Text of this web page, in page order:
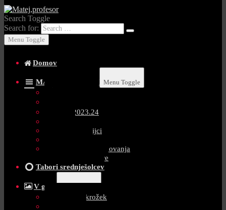
Search Toggle
Search for:
Menu Toggle
Domov
MATEMATIKA AI Menu Toggle
Testi 2023.24
Testi gimnazijci
Matematika: tekmovanja
Kviz Miselne igre
Tabori srednješolcev
V gore
Gorniški krožek